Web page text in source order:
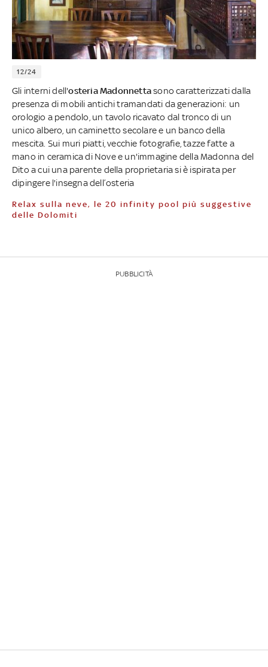
12/24
Gli interni dell'osteria Madonnettasono caratterizzati dalla
presenza di mobili antichi tramandati da generazioni: un
orologio a pendolo, un tavolo ricavato dal tronco di un
unico albero, un caminetto secolare e un banco della
mescita. Sui muri piatti, vecchie fotografie, tazze fatte a
mano in ceramica di Nove e un'immagine della Madonna del
Dito a cui una parente della proprietaria si è ispirata per
dipingere l'insegna dell’osteria
Relax sulla neve, le 20 infinity pool più suggestive
delle Dolomiti
PUBBLICITÀ